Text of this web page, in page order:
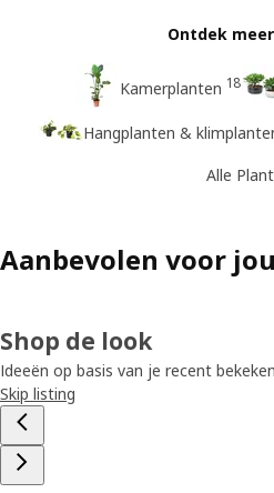
Ontdek
Kamerplanten 18
Hangplanten &
Alle
Aanbevolen voor jou
Shop de look
Ideeën op basis van je recent
Skip listing